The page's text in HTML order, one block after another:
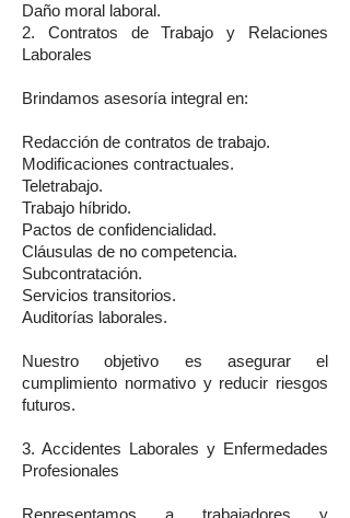
Daño moral laboral.
2. Contratos de Trabajo y Relaciones
Laborales
Brindamos asesoría integral en:
Redacción de contratos de trabajo.
Modificaciones contractuales.
Teletrabajo.
Trabajo híbrido.
Pactos de confidencialidad.
Cláusulas de no competencia.
Subcontratación.
Servicios transitorios.
Auditorías laborales.
Nuestro objetivo es asegurar el
cumplimiento normativo y reducir riesgos
futuros.
3. Accidentes Laborales y Enfermedades
Profesionales